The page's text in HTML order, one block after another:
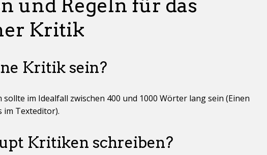
und Regeln für das
Kritik
Kritik sein?
im Idealfall zwischen 400 und 1000 Wörter lang sein (Einen
im Texteditor).
Kritiken schreiben?